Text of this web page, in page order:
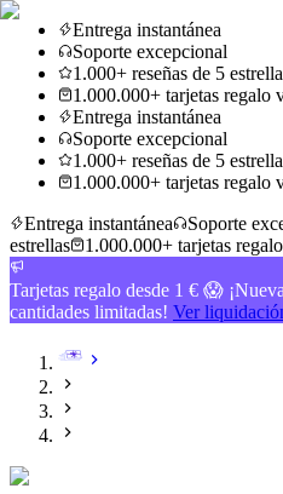
Entrega instantánea
Soporte excepcional
1.000+ reseñas de 5
1.000.000+ tarjetas regalo
Entrega instantánea
Soporte excepcional
1.000+ reseñas de 5
1.000.000+ tarjetas regalo
Entrega instantánea
Soporte
estrellas
1.000.000+ tarjetas
Tarjetas regalo desde 1 € 😱
cantidades limitadas! Ver